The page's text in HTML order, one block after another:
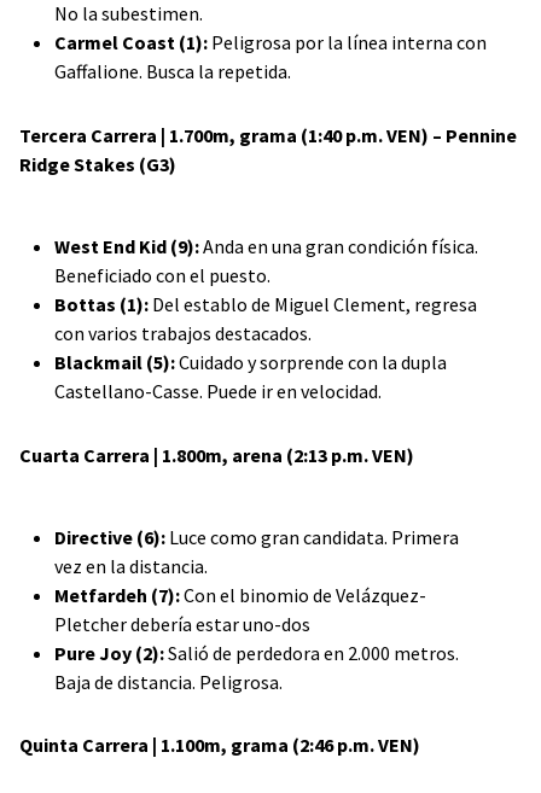
No la subestimen.
Carmel Coast (1):Peligrosa por la línea interna con
Gaffalione. Busca la repetida.
Tercera Carrera | 1.700m, grama (1:40 p.m. VEN) – Pennine
Ridge Stakes (G3)
West End Kid (9):Anda en una gran condición física.
Beneficiado con el puesto.
Bottas (1):Del establo de Miguel Clement, regresa
con varios trabajos destacados.
Blackmail (5):Cuidado y sorprende con la dupla
Castellano-Casse. Puede ir en velocidad.
Cuarta Carrera | 1.800m, arena (2:13 p.m. VEN)
Directive (6): Luce como gran candidata. Primera
vez en la distancia.
Metfardeh (7):Con el binomio de Velázquez-
Pletcher debería estar uno-dos
Pure Joy (2):Salió de perdedora en 2.000 metros.
Baja de distancia. Peligrosa.
Quinta Carrera | 1.100m, grama (2:46 p.m. VEN)